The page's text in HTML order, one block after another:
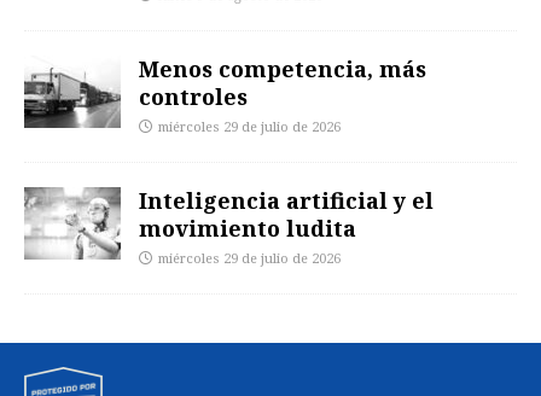
Menos competencia, más
controles
miércoles 29 de julio de 2026
Inteligencia artificial y el
movimiento ludita
miércoles 29 de julio de 2026